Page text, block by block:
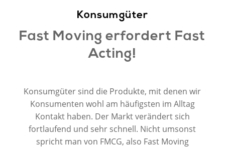
Konsumgüter
Fast Moving erfordert Fast
Acting!
Konsumgüter sind die Produkte, mit denen wir
Konsumenten wohl am häufigsten im Alltag
Kontakt haben. Der Markt verändert sich
fortlaufend und sehr schnell. Nicht umsonst
spricht man von FMCG, also Fast Moving